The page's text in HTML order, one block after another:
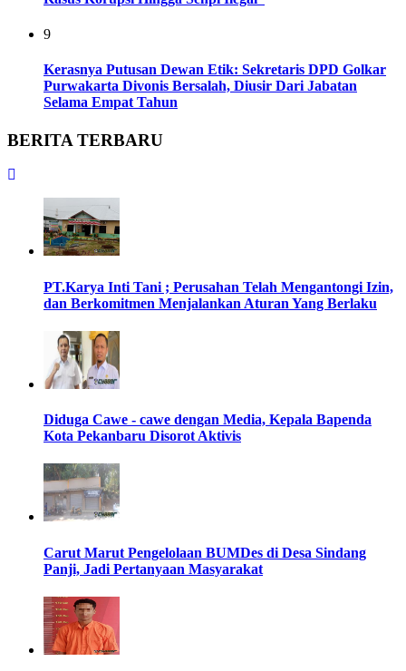
9
Kerasnya Putusan Dewan Etik: Sekretaris DPD Golkar
Purwakarta Divonis Bersalah, Diusir Dari Jabatan
Selama Empat Tahun
BERITA TERBARU
PT.Karya Inti Tani ; Perusahan Telah Mengantongi Izin,
dan Berkomitmen Menjalankan Aturan Yang Berlaku
Diduga Cawe - cawe dengan Media, Kepala Bapenda
Kota Pekanbaru Disorot Aktivis
Carut Marut Pengelolaan BUMDes di Desa Sindang
Panji, Jadi Pertanyaan Masyarakat